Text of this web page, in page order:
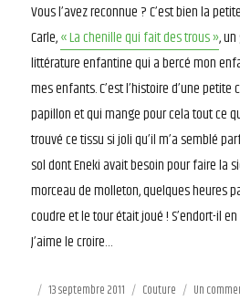
Vous l’avez reconnue ? C’est bien la
Carle,« La chenille qui fait des trous »,
littérature enfantine qui a bercé mon
mes enfants. C’est l’histoire d’une
papillon et qui mange pour cela tout ce
trouvé ce tissu si joli qu’il m’a semblé
sol dont Eneki avait besoin pour faire la
morceau de molleton, quelques heures
coudre et le tour était joué ! S’endort-il
J’aime le croire…
Publié
13 septembre 2011 Catégories
Couture Un